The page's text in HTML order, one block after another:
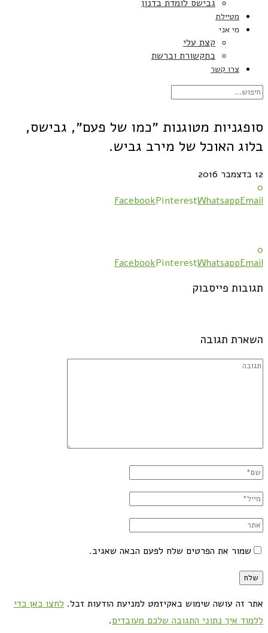
גבישס לומדת בדנון
מטיילת
מי אני
קצת עלי
בתקשורת וברשת
צרו קשר
סופגניות מטוגנות ״כמו של פעם״, גבישס,
בלוג האוכל של מירב גביש.
12 בדצמבר 2016
0
FacebookPinterestWhatsappEmail
0
FacebookPinterestWhatsappEmail
תגובות פייסבוק
השארת תגובה
שמור את הפרטים שלח לפעם הבאה שאגיב.
אתר זה עושה שימוש באקיזמט למניעת הודעות זבל. לחצו כאן כדי
ללמוד איך נתוני התגובה שלכם מעובדים.